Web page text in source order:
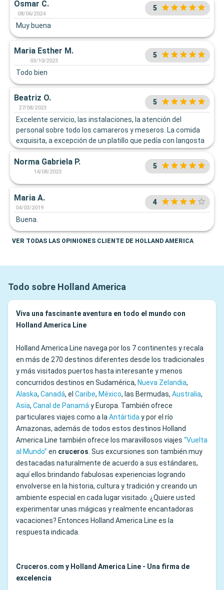
Osmar C.
08/06/2024
5
Muy buena
Maria Esther M.
03/10/2023
5
Todo bien
Beatriz O.
27/08/2023
5
Excelente servicio, las instalaciones, la atención del
personal sobre todo los camareros y meseros. La comida
exquisita, a excepción de un platillo que pedía con langosta
y no estaba bien cocida, pero todo excelente.
Norma Gabriela P.
14/08/2023
5
Maria A.
04/03/2019
4
Buena.
VER TODAS LAS OPINIONES CLIENTE DE HOLLAND AMERICA
Todo sobre Holland America
Viva una fascinante aventura en todo el mundo con
Holland America Line
Holland America Line navega por los 7 continentes y recala
en más de 270 destinos diferentes desde los tradicionales
y más visitados puertos hasta interesante y menos
concurridos destinos en Sudamérica, Nueva Zelandia,
Alaska, Canadá, el Caribe, México, las Bermudas, Australia,
Asia, Canal de Panamá y Europa. También ofrece
particulares viajes como a la Antártida y por el río
Amazonas, además de todos estos destinos Holland
America Line también ofrece los maravillosos viajes “Vuelta
al Mundo” en cruceros . Sus excursiones son también muy
destacadas naturalmente de acuerdo a sus estándares,
aquí ellos brindando fabulosas experiencias logrando
envolverse en la historia, cultura y tradición y creando un
ambiente especial en cada lugar visitado. ¿Quiere usted
experimentar unas mágicas y realmente encantadoras
vacaciones? Entonces Holland America Line es la
respuesta indicada.
Cruceros.com y Holland America Line - Una firma de
excelencia